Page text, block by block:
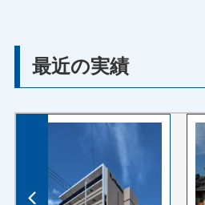
最近の実績